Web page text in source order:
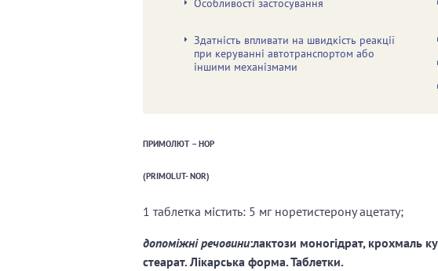
Здатність впливати на швидкість реакції
при керуванні автотранспортом або
іншими механізмами
ПРИМОЛЮТ – НОР
(PRIMOLUT- NOR)
1 таблетка містить: 5 мг норетистерону ацетату;
допоміжні речовини:лактози моногідрат, крохмаль
стеарат. Лікарська форма. Таблетки.